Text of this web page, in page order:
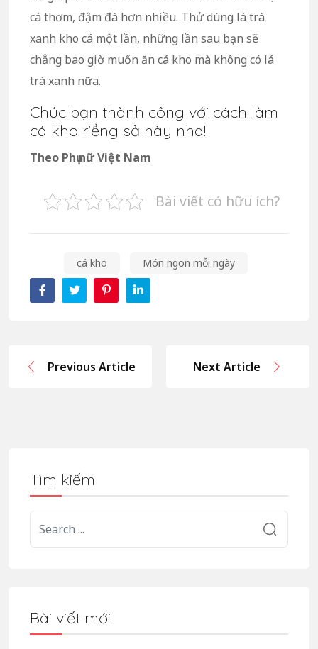
cá thơm, đậm đà hơn nhiều. Thử dùng lá trà
xanh kho cá một lần, những lần sau bạn sẽ
chẳng bao giờ muốn ăn cá kho mà không có lá
trà xanh nữa.
Chúc bạn thành công với cách làm
cá kho riềng sả này nha!
Theo Phụ nữ Việt Nam
Bài viết có hữu ích?
cá kho Món ngon mỗi ngày
Previous Article Next Article
Tìm kiếm
Bài viết mới